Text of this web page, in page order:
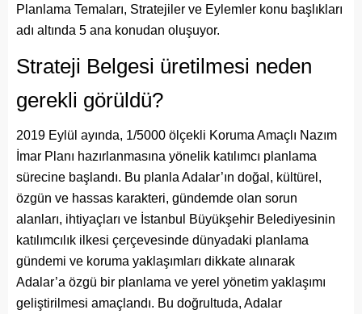
Planlama Temaları, Stratejiler ve Eylemler konu başlıkları
adı altında 5 ana konudan oluşuyor.
Strateji Belgesi üretilmesi neden
gerekli görüldü?
2019 Eylül ayında, 1/5000 ölçekli Koruma Amaçlı Nazım
İmar Planı hazırlanmasına yönelik katılımcı planlama
sürecine başlandı. Bu planla Adalar’ın doğal, kültürel,
özgün ve hassas karakteri, gündemde olan sorun
alanları, ihtiyaçları ve İstanbul Büyükşehir Belediyesinin
katılımcılık ilkesi çerçevesinde dünyadaki planlama
gündemi ve koruma yaklaşımları dikkate alınarak
Adalar’a özgü bir planlama ve yerel yönetim yaklaşımı
geliştirilmesi amaçlandı. Bu doğrultuda, Adalar